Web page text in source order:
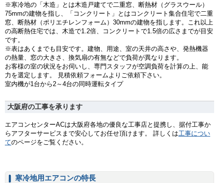
※寒冷地の「木造」とは木造戸建てで二重窓、断熱材（グラスウール）
75mmの建物を指し、「コンクリート」とはコンクリート集合住宅で二重
窓、断熱材（ポリエチレンフォーム）30mmの建物を指します。これ以上
の高断熱住宅では、木造で1.2倍、コンクリートで1.5倍の広さまでが目安
です。
※表はあくまでも目安です。建物、用途、室の天井の高さや、発熱機器
の熱量、窓の大きさ、換気扇の有無などで負荷が異なります。
お客様の室の状況をお伺いし、専門スタッフが空調負荷を計算の上、能
力を選定します。 見積依頼フォームよりご依頼下さい。
室内機が1台から2～4台の同時運転タイプ
大阪府の工事を承ります
エアコンセンターACは大阪府各地の優良な工事店と提携し、据付工事か
らアフターサービスまで安心してお任せ頂けます。 詳しくは工事につい
てのページをご覧ください。
寒冷地用エアコンの特長